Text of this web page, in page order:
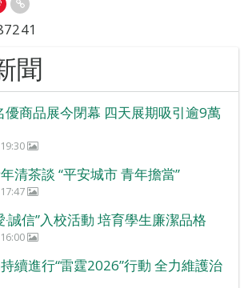
聞
優商品展今閉幕 四天展期吸引逾9萬
清茶談 “平安城市 青年擔當”
‧誠信”入校活動 培育學生廉潔品格
續進行“雷霆2026”行動 全力維護治